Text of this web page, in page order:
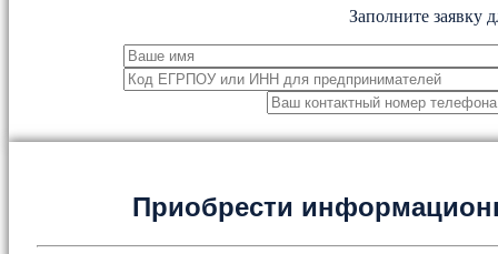
Заполните заявку
Приобрести